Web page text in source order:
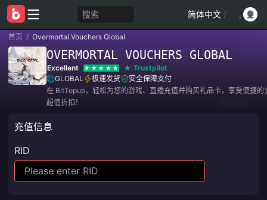
搜索 简体中文 /
首页 / Overmortal Vouchers Global
OVERMORTAL VOUCHERS GLOBAL
Excellent
Trustpilot
GLOBAL
极速发货
安全保障支付
在 BitTopup，轻松为您的游戏、直播充值并购买礼品卡，享受便捷的
超值折扣！
充值信息
RID